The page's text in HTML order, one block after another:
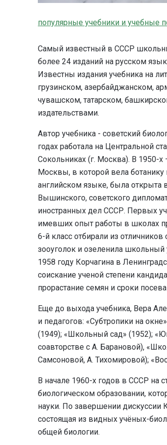
популярные учебники и учебные
Самый известный в СССР
более 24 изданий на русском
Известны издания учебника на
грузинском, азербайджанском,
чувашском, татарском,
издательствами.
Автор учебника - советский
годах работала на Центральной
Сокольниках (г. Москва). В 1950-
Москвы, в которой вела
английском языке, была открыта
Вышинского, советского
иностранных дел СССР. Первых
имевших опыт работы в школах
6-й класс отбирали из
зооуголок и озеленила школьный
1958 году Корчагина в
соискание ученой степени
прорастание семян и сроки
Еще до выхода учебника, Вера
и педагогов: «Субтропики на
(1949); «Школьный сад» (1952);
соавторстве с А. Барановой),
Самсоновой, А. Тихомировой);
В начале 1960-х годов в СССР на
биологическом образовании,
науки. По завершении
состоящая из видных учёных-
общей биологии.